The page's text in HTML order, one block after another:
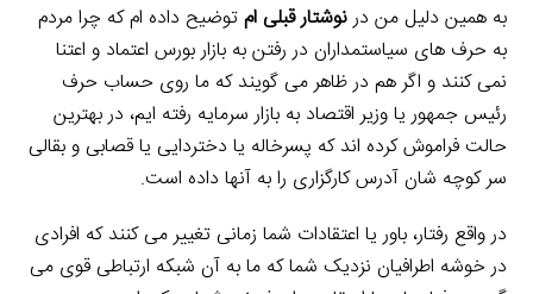
به همین دلیل من درنوشتار قبلی امتوضیح داده ام که چرا مردم
به حرف های سیاستمداران در رفتن به بازار بورس اعتماد و اعتنا
نمی کنند و اگر هم در ظاهر می گویند که ما روی حساب حرف
رئیس جمهور یا وزیر اقتصاد به بازار سرمایه رفته ایم، در بهترین
حالت فراموش کرده اند که پسرخاله یا دختردایی یا قصابی و بقالی
سر کوچه شان آدرس کارگزاری را به آنها داده است.
در واقع رفتار، باور یا اعتقادات شما زمانی تغییر می کنند که افرادی
در خوشه اطرافیان نزدیک شما که ما به آن شبکه ارتباطی قوی می